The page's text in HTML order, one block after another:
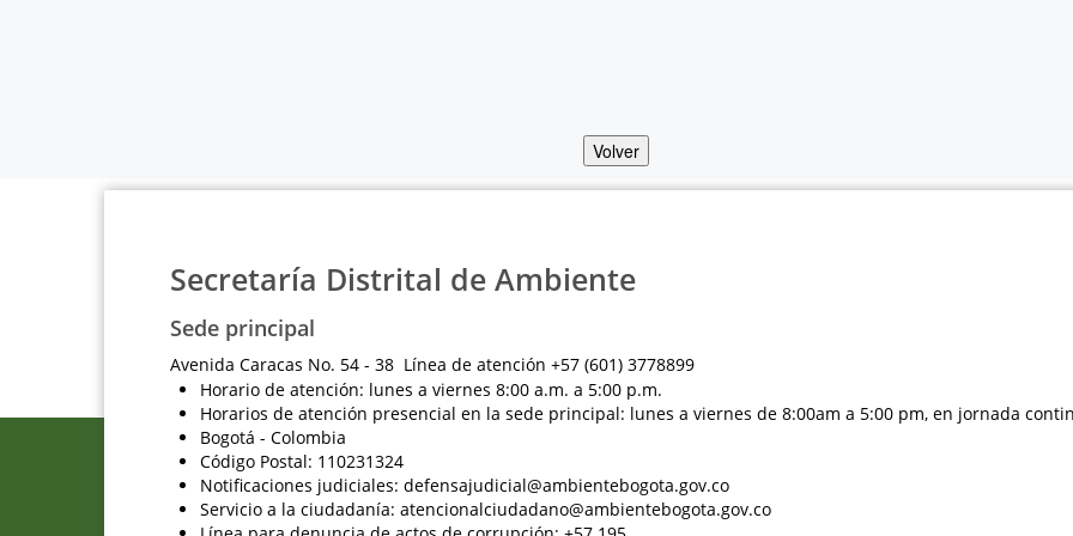
Volver
Secretaría Distrital de Ambiente
Sede principal
Avenida Caracas No. 54 - 38 Línea de atención +57 (601) 3778899
Horario de atención: lunes a viernes 8:00 a.m. a 5:00 p.m.
Horarios de atención presencial en la sede principal: lunes a viernes de 8:00am a 5:00 pm, en jornada
Bogotá - Colombia
Código Postal: 110231324
Notificaciones judiciales: defensajudicial@ambientebogota.gov.co
Servicio a la ciudadanía: atencionalciudadano@ambientebogota.gov.co